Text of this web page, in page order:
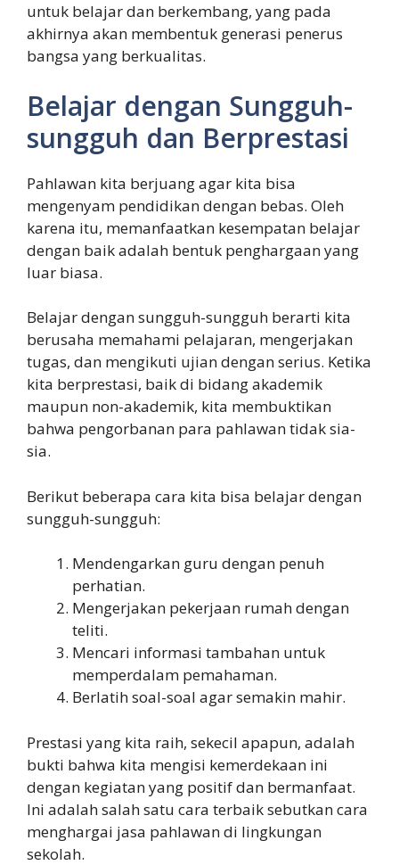
untuk belajar dan berkembang, yang pada
akhirnya akan membentuk generasi penerus
bangsa yang berkualitas.
Belajar dengan Sungguh-
sungguh dan Berprestasi
Pahlawan kita berjuang agar kita bisa
mengenyam pendidikan dengan bebas. Oleh
karena itu, memanfaatkan kesempatan belajar
dengan baik adalah bentuk penghargaan yang
luar biasa.
Belajar dengan sungguh-sungguh berarti kita
berusaha memahami pelajaran, mengerjakan
tugas, dan mengikuti ujian dengan serius. Ketika
kita berprestasi, baik di bidang akademik
maupun non-akademik, kita membuktikan
bahwa pengorbanan para pahlawan tidak sia-
sia.
Berikut beberapa cara kita bisa belajar dengan
sungguh-sungguh:
Mendengarkan guru dengan penuh
perhatian.
Mengerjakan pekerjaan rumah dengan
teliti.
Mencari informasi tambahan untuk
memperdalam pemahaman.
Berlatih soal-soal agar semakin mahir.
Prestasi yang kita raih, sekecil apapun, adalah
bukti bahwa kita mengisi kemerdekaan ini
dengan kegiatan yang positif dan bermanfaat.
Ini adalah salah satu cara terbaik sebutkan cara
menghargai jasa pahlawan di lingkungan
sekolah.